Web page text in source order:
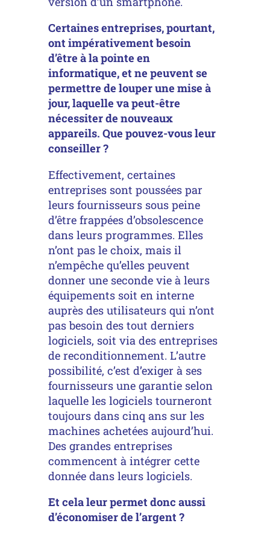
Certaines entreprises, pourtant,
ont impérativement besoin
d’être à la pointe en
informatique, et ne peuvent se
permettre de louper une mise à
jour, laquelle va peut-être
nécessiter de nouveaux
appareils. Que pouvez-vous leur
conseiller ?
Effectivement, certaines
entreprises sont poussées par
leurs fournisseurs sous peine
d’être frappées d’obsolescence
dans leurs programmes. Elles
n’ont pas le choix, mais il
n’empêche qu’elles peuvent
donner une seconde vie à leurs
équipements soit en interne
auprès des utilisateurs qui n’ont
pas besoin des tout derniers
logiciels, soit via des entreprises
de reconditionnement. L’autre
possibilité, c’est d’exiger à ses
fournisseurs une garantie selon
laquelle les logiciels tourneront
toujours dans cinq ans sur les
machines achetées aujourd’hui.
Des grandes entreprises
commencent à intégrer cette
donnée dans leurs logiciels.
Et cela leur permet donc aussi
d’économiser de l’argent ?